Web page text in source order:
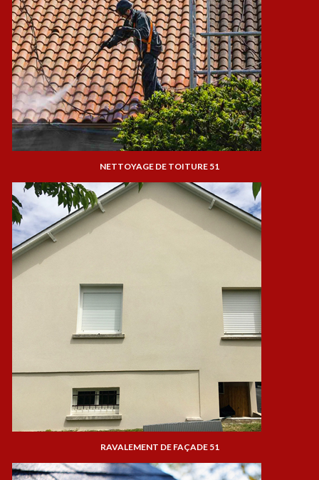
NETTOYAGE DE TOITURE 51
RAVALEMENT DE FAÇADE 51